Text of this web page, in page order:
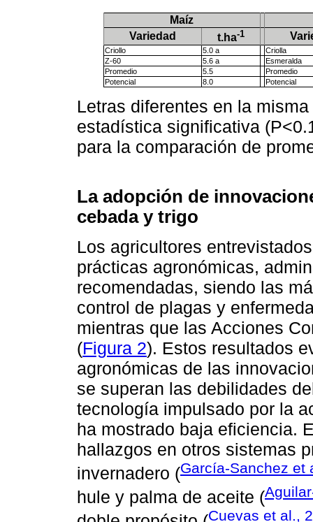
Maíz
Variedad
t.ha-1
Criollo 5.0 a
Criolla
Z-60
5.6 a
Esmeralda
Promedio
5.5
Promedio
Potencial
8.0 Potencial
Letras diferentes en la
estadística significativa
para la comparación de
La adopción de
cebada y trigo
Los agricultores
prácticas agronómicas,
recomendadas, siendo las
control de plagas y
mientras que las Acciones
(Figura 2). Estos resultados
agronómicas de las
se superan las debilidades
tecnología impulsado por la
ha mostrado baja eficiencia.
hallazgos en otros sistemas
invernadero (García-Sanchez et
hule y palma de aceite (
Cuevas et al.,